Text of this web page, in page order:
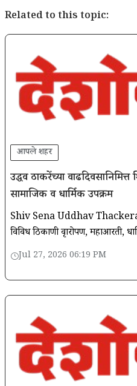
Related to this topic:
आपले शहर
उद्धव ठाकरेंच्या
सामाजिक व धार्मिक उपक्रम
Shiv Sena Uddhav Thackeray:
विविध ठिकाणी वृक्षारोपण, महाआरती,
विद्यार्थ्यांना खाऊ वाटप तसेच सरकारी
Jul 27, 2026 06:19 PM